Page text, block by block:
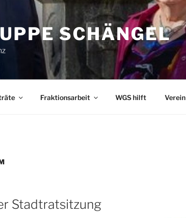
SCHÄNGEL
Fraktionsarbeit WGS hilft Verein
Stadtratsitzung